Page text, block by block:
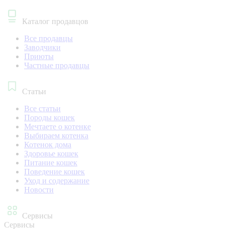
Каталог продавцов
Все продавцы
Заводчики
Приюты
Частные продавцы
Статьи
Все статьи
Породы кошек
Мечтаете о котенке
Выбираем котенка
Котенок дома
Здоровье кошек
Питание кошек
Поведение кошек
Уход и содержание
Новости
Сервисы
Сервисы